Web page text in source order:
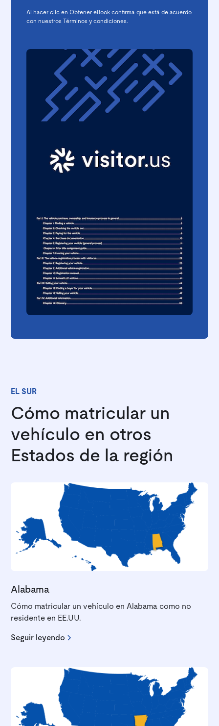
Al hacer clic en Obtener eBook confirma que está de acuerdo
con nuestros
Términos y condiciones.
EL SUR
Cómo matricular un
vehículo en otros
Estados de la región
Alabama
Cómo matricular un vehículo en Alabama como no
residente en EE.UU.
Seguir leyendo